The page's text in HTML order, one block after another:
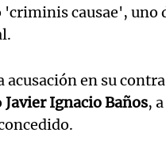
causae', uno
en su
Javier Ignacio Baños,